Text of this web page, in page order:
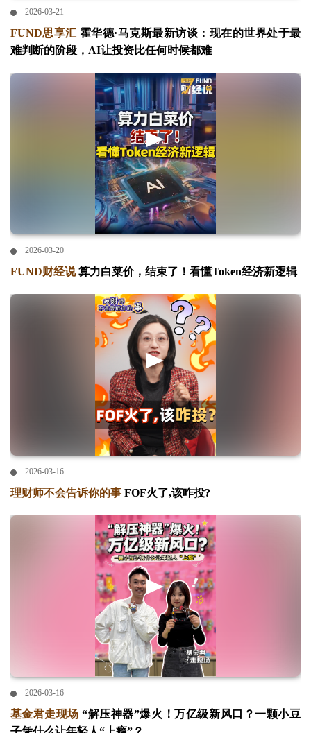
2026-03-21
FUND思享汇 霍华德·马克斯最新访谈：现在的世界处于最
难判断的阶段，AI让投资比任何时候都难
2026-03-20
FUND财经说算力白菜价，结束了！看懂Token经济新逻辑
2026-03-16
理财师不会告诉你的事 FOF火了,该咋投?
2026-03-16
基金君走现场 “解压神器”爆火！万亿级新风口？一颗小豆